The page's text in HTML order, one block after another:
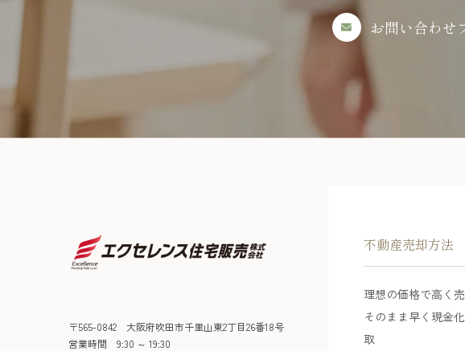
お問い合わせ
〒565-0842 大阪府吹田市千里山東2丁目26番18号
営業時間 9:30 ～ 19:30
不動産売却方法
理想の価格で高く
そのまま早く現金
取